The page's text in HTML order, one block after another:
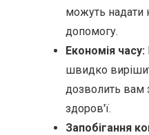
можуть надати
допомогу.
Економія часу:
швидко
дозволить вам
здоров'ї.
Запобігання